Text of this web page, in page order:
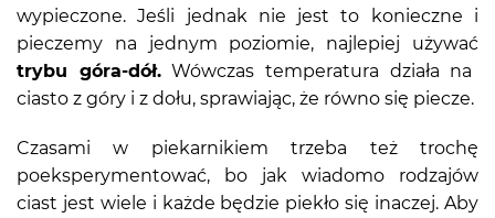
wypieczone. Jeśli jednak nie jest to konieczne i
pieczemy na jednym poziomie, najlepiej używać
trybu góra-dół.Wówczas temperatura działa na
ciasto z góry i z dołu, sprawiając, że równo się piecze.
Czasami w piekarnikiem trzeba też trochę
poeksperymentować, bo jak wiadomo rodzajów
ciast jest wiele i każde będzie piekło się inaczej. Aby